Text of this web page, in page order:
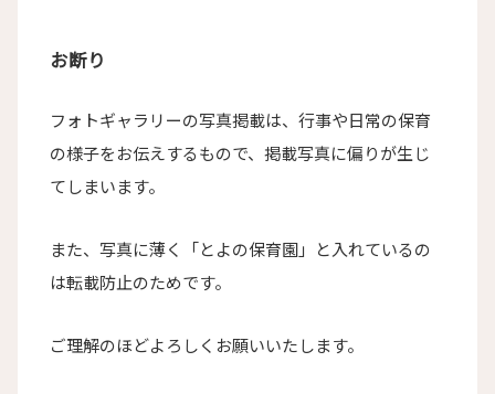
お断り
フォトギャラリーの写真掲載は、行事や日常の保育
の様子をお伝えするもので、掲載写真に偏りが生じ
てしまいます。
また、写真に薄く「とよの保育園」と入れているの
は転載防止のためです。
ご理解のほどよろしくお願いいたします。